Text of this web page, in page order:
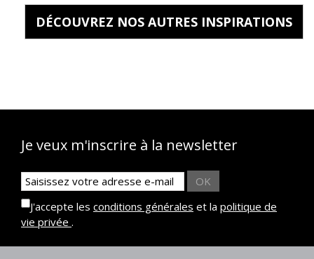
DÉCOUVREZ NOS AUTRES INSPIRATIONS
Je veux m'inscrire à la newsletter
OK
J'accepte les conditions générales et la politique de
vie privée .